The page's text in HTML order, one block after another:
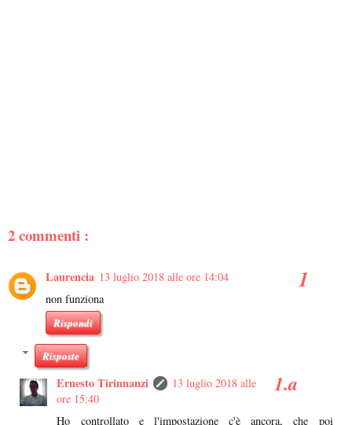
2 commenti :
Laurencia 13 luglio 2018 alle ore 14:04
non funziona
Rispondi
Risposte
Ernesto Tirinnanzi
13 luglio 2018 alle
ore 15:40
Ho controllato e l'impostazione c'è ancora, che poi